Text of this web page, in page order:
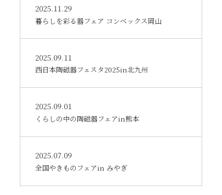
2025.11.29
暮らしを彩る器フェア コンベックス岡山
2025.09.11
西日本陶磁器フェスタ2025in北九州
2025.09.01
くらしの中の陶磁器フェアin熊本
2025.07.09
全国やきものフェアin みやぎ